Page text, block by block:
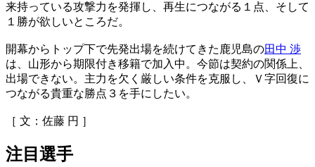
来持っている攻撃力を発揮し、再生につながる１点、そして
１勝が欲しいところだ。
開幕からトップ下で先発出場を続けてきた鹿児島の田中 渉
は、山形から期限付き移籍で加入中。今節は契約の関係上、
出場できない。主力を欠く厳しい条件を克服し、Ｖ字回復に
つながる貴重な勝点３を手にしたい。
［ 文：佐藤 円 ］
注目選手